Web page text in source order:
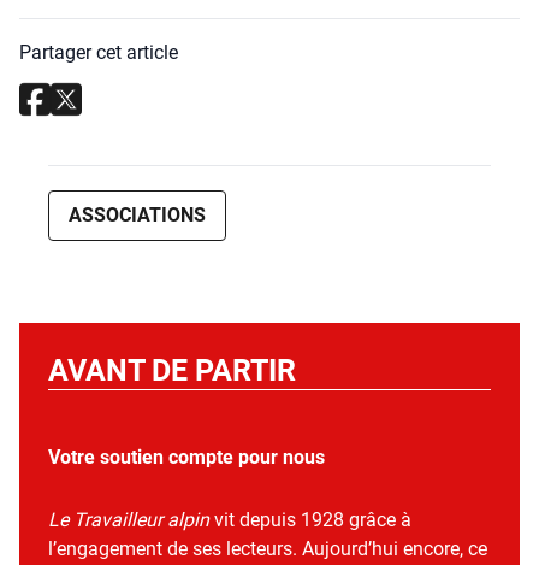
Partager cet article
ASSOCIATIONS
AVANT DE PARTIR
Votre soutien compte pour nous
Le Travailleur alpinvit depuis 1928 grâce à
l’engagement de ses lecteurs. Aujourd’hui encore, ce